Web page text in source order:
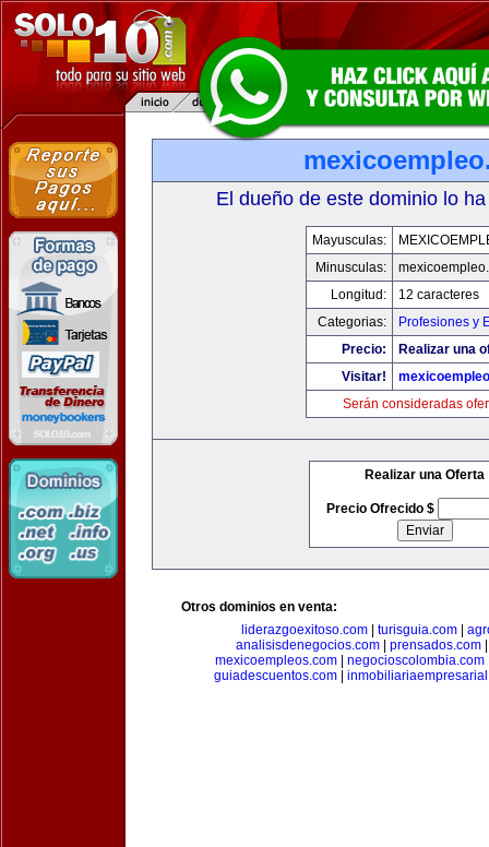
El dueño de este dominio lo
Mayusculas:
Minusculas:
Longitud:
12 caracteres
Categorias:
Profesiones y
Precio:
Realizar una
Visitar!
Serán consideradas
Realizar una Oferta
Precio Ofrecido $
Otros dominios en venta:
liderazgoexitoso.com| turisguia.com|
analisisdenegocios.com
prensados.com
mexicoempleos.com
negocioscolombia.com
guiadescuentos.com